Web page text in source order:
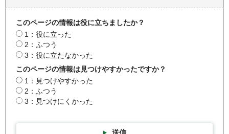
このページの情報は役に立ちましたか？
1：役に立った
2：ふつう
3：役に立たなかった
このページの情報は見つけやすかったですか？
1：見つけやすかった
2：ふつう
3：見つけにくかった